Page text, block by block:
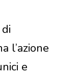
l’azione
e